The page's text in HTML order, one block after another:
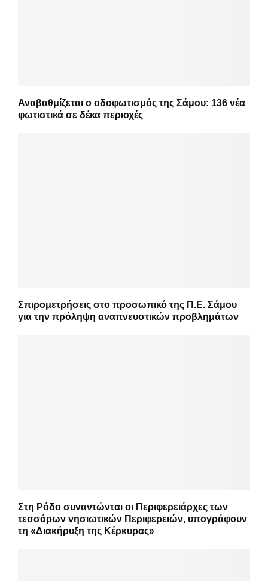
Αναβαθμίζεται ο οδοφωτισμός της Σάμου: 136 νέα
φωτιστικά σε δέκα περιοχές
Σπιρομετρήσεις στο προσωπικό της Π.Ε. Σάμου
για την πρόληψη αναπνευστικών προβλημάτων
Στη Ρόδο συναντώνται οι Περιφερειάρχες των
τεσσάρων νησιωτικών Περιφερειών, υπογράφουν
τη «Διακήρυξη της Κέρκυρας»